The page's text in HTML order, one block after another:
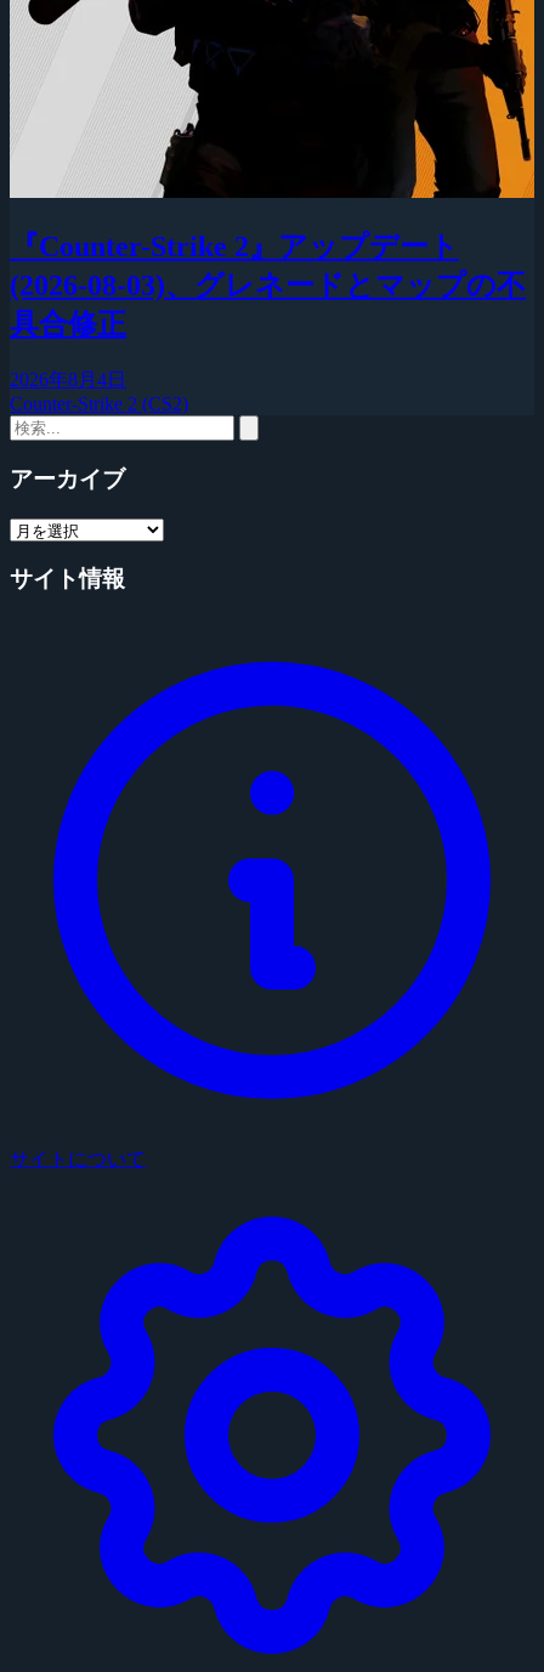
『Counter-Strike 2』アップデート
(2026-08-03)、グレネードとマップの不
具合修正
2026年8月4日
Counter-Strike 2 (CS2)
アーカイブ
サイト情報
サイトについて